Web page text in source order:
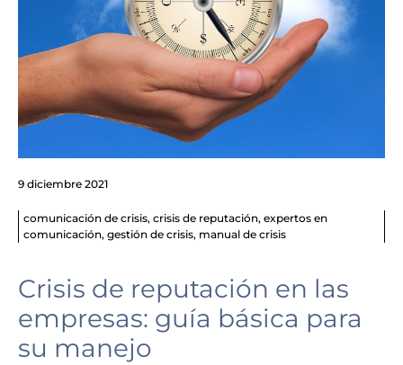
9 diciembre 2021
comunicación de crisis, crisis de reputación, expertos en
comunicación, gestión de crisis, manual de crisis
Crisis de reputación en las
empresas: guía básica para
su manejo